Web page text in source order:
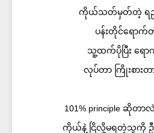
ကိုယ်သတ်မှတ်တဲ့ ရည်
ပန်းတိုင်ရောက်
သူ့ထက်ပိုပြီး ရော
လုပ်တာ ကြိုးစားတာ
101% principle ဆိုတ
ကိုယ်နဲ့ ငြိလို့မရတဲ့သူကို ဦ